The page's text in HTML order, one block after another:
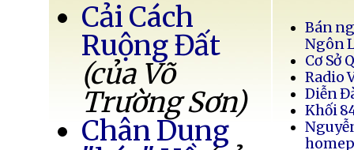
Cải Cách
Ruộng Đất
(của Võ
Trường Sơn)
Chân Dung
Bán
Ngôn
Cơ Sở
Radio
Diễn
Khối